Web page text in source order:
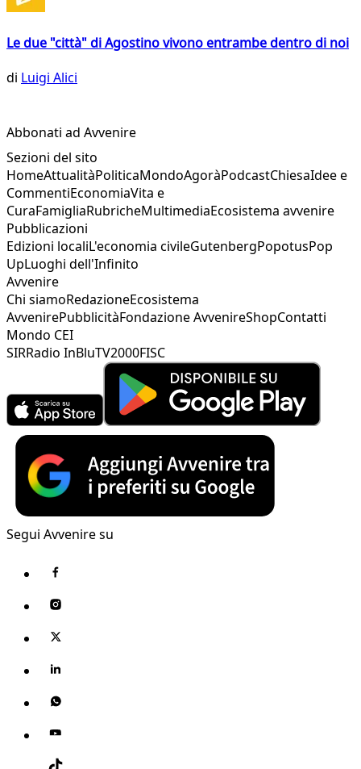
Le due "città" di Agostino vivono entrambe dentro di noi
di Luigi Alici
Abbonati ad Avvenire
Sezioni del sito
HomeAttualitàPoliticaMondoAgoràPodcastChiesaIdee e
CommentiEconomiaVita e
CuraFamigliaRubricheMultimediaEcosistema avvenire
Pubblicazioni
Edizioni localiL'economia civileGutenbergPopotusPop
UpLuoghi dell'Infinito
Avvenire
Chi siamoRedazioneEcosistema
AvvenirePubblicitàFondazione AvvenireShopContatti
Mondo CEI
SIRRadio InBluTV2000FISC
Segui Avvenire su